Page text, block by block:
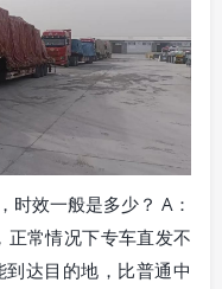
时效一般是多少？ A：
常情况下专车直发不
达目的地，比普通中